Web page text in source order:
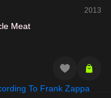
2013
Meat